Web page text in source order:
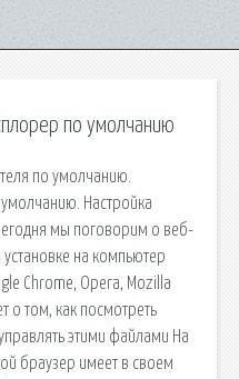
по умолчанию
по умолчанию.
Настройка
мы поговорим о веб-
на компьютер
Chrome, Opera, Mozilla
о том, как посмотреть
этими файлами На
браузер имеет в своем